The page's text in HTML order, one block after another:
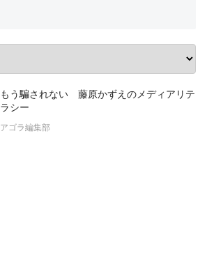
もう騙されない 藤原かずえのメディアリテ
ラシー
アゴラ編集部